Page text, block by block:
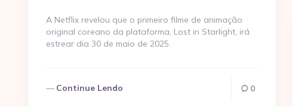
A Netflix revelou que o primeiro filme de animação
original coreano da plataforma, Lost in Starlight, irá
estrear dia 30 de maio de 2025.
Continue Lendo 0